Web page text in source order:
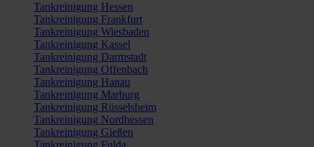
Tankreinigung Hessen
Tankreinigung Frankfurt
Tankreinigung Wiesbaden
Tankreinigung Kassel
Tankreinigung Darmstadt
Tankreinigung Offenbach
Tankreinigung Hanau
Tankreinigung Marburg
Tankreinigung Rüsselsheim
Tankreinigung Nordhessen
Tankreinigung Gießen